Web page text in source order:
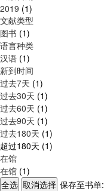
2019 (1)
文献类型
图书 (1)
语言种类
汉语 (1)
新到时间
过去7天 (1)
过去30天 (1)
过去60天 (1)
过去90天 (1)
过去180天 (1)
超过180天 (1)
在馆
在馆 (1)
保存至书单: